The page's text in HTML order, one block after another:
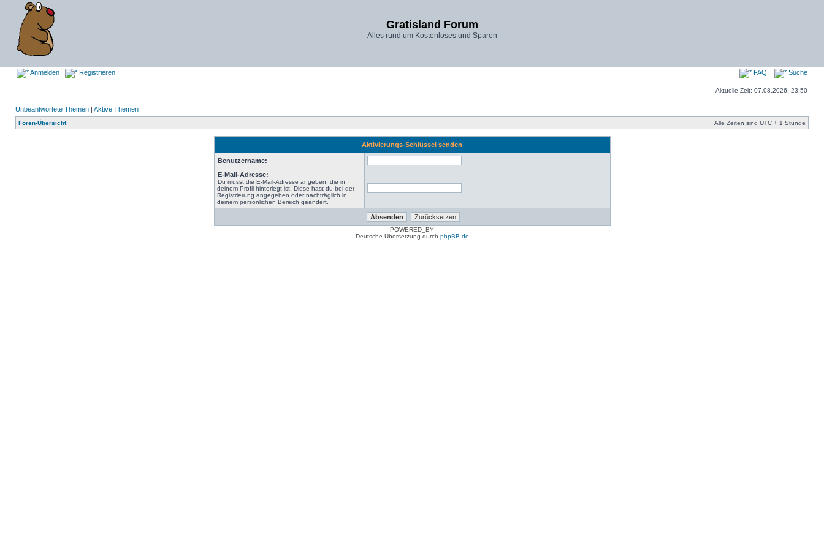
Gratisland Forum
Alles rund um Kostenloses und Sparen
Anmelden Registrieren FAQ Suche
Aktuelle Zeit: 07.08.2026, 23:50
Unbeantwortete Themen | Aktive Themen
Foren-Übersicht Alle Zeiten sind UTC + 1 Stunde
Aktivierungs-Schlüssel senden
Benutzername:
E-Mail-Adresse:
Du musst die E-Mail-Adresse angeben, die in
deinem Profil hinterlegt ist. Diese hast du bei der
Registrierung angegeben oder nachträglich in
deinem persönlichen Bereich geändert.
POWERED_BY
Deutsche Übersetzung durch phpBB.de